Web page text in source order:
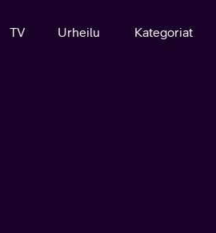
TV Urheilu Kategoriat